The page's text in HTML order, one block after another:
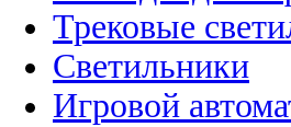
Трековые
Светильники
Игровой